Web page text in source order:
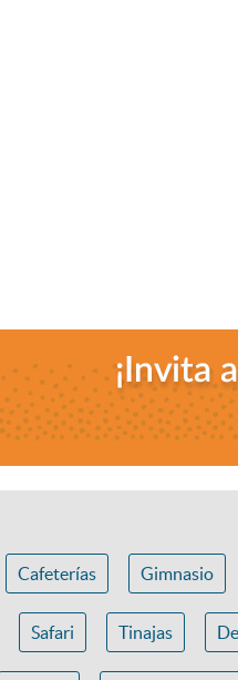
Cafeterías Gimnasio
Safari Tinajas